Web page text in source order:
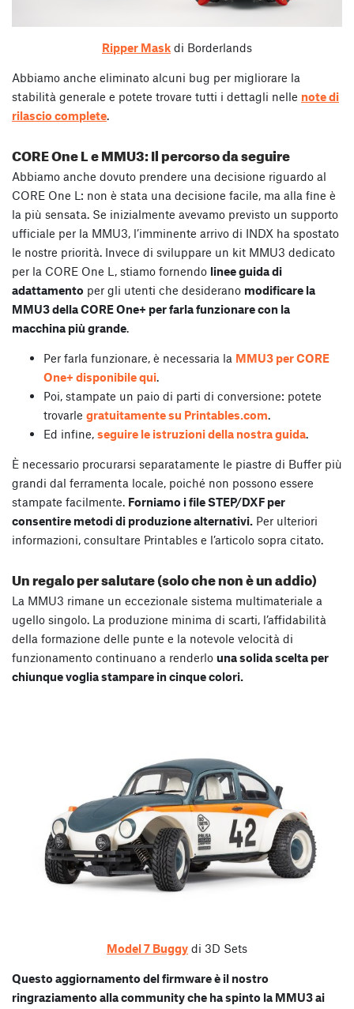
Ripper Mask di Borderlands
Abbiamo anche eliminato alcuni bug per migliorare la
stabilità generale e potete trovare tutti i dettagli nelle note di
rilascio complete.
CORE One L e MMU3: Il percorso da seguire
Abbiamo anche dovuto prendere una decisione riguardo al
CORE One L: non è stata una decisione facile, ma alla fine è
la più sensata. Se inizialmente avevamo previsto un supporto
ufficiale per la MMU3, l’imminente arrivo di INDX ha spostato
le nostre priorità. Invece di sviluppare un kit MMU3 dedicato
per la CORE One L, stiamo fornendo linee guida di
adattamento per gli utenti che desiderano modificare la
MMU3 della CORE One+ per farla funzionare con la
macchina più grande.
Per farla funzionare, è necessaria la MMU3 per CORE
One+ disponibile qui.
Poi, stampate un paio di parti di conversione: potete
trovarle gratuitamente su Printables.com.
Ed infine, seguire le istruzioni della nostra guida.
È necessario procurarsi separatamente le piastre di Buffer più
grandi dal ferramenta locale, poiché non possono essere
stampate facilmente. Forniamo i file STEP/DXF per
consentire metodi di produzione alternativi. Per ulteriori
informazioni, consultare Printables e l’articolo sopra citato.
Un regalo per salutare (solo che non è un addio)
La MMU3 rimane un eccezionale sistema multimateriale a
ugello singolo. La produzione minima di scarti, l’affidabilità
della formazione delle punte e la notevole velocità di
funzionamento continuano a renderlo una solida scelta per
chiunque voglia stampare in cinque colori.
Model 7 Buggy di 3D Sets
Questo aggiornamento del firmware è il nostro
ringraziamento alla community che ha spinto la MMU3 ai